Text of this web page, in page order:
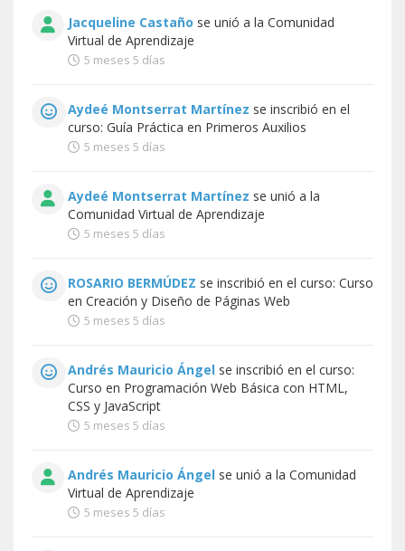
Jacqueline Castaño se unió a la Comunidad
Virtual de Aprendizaje
5 meses 5 días
Aydeé Montserrat Martínez se inscribió en el
curso: Guía Práctica en Primeros Auxilios
5 meses 5 días
Aydeé Montserrat Martínez se unió a la
Comunidad Virtual de Aprendizaje
5 meses 5 días
ROSARIO BERMÚDEZ se inscribió en el curso: Curso
en Creación y Diseño de Páginas Web
5 meses 5 días
Andrés Mauricio Ángel se inscribió en el curso:
Curso en Programación Web Básica con HTML,
CSS y JavaScript
5 meses 5 días
Andrés Mauricio Ángel se unió a la Comunidad
Virtual de Aprendizaje
5 meses 5 días